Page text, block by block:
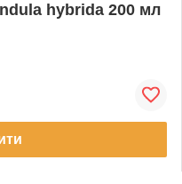
hybrida 200 мл